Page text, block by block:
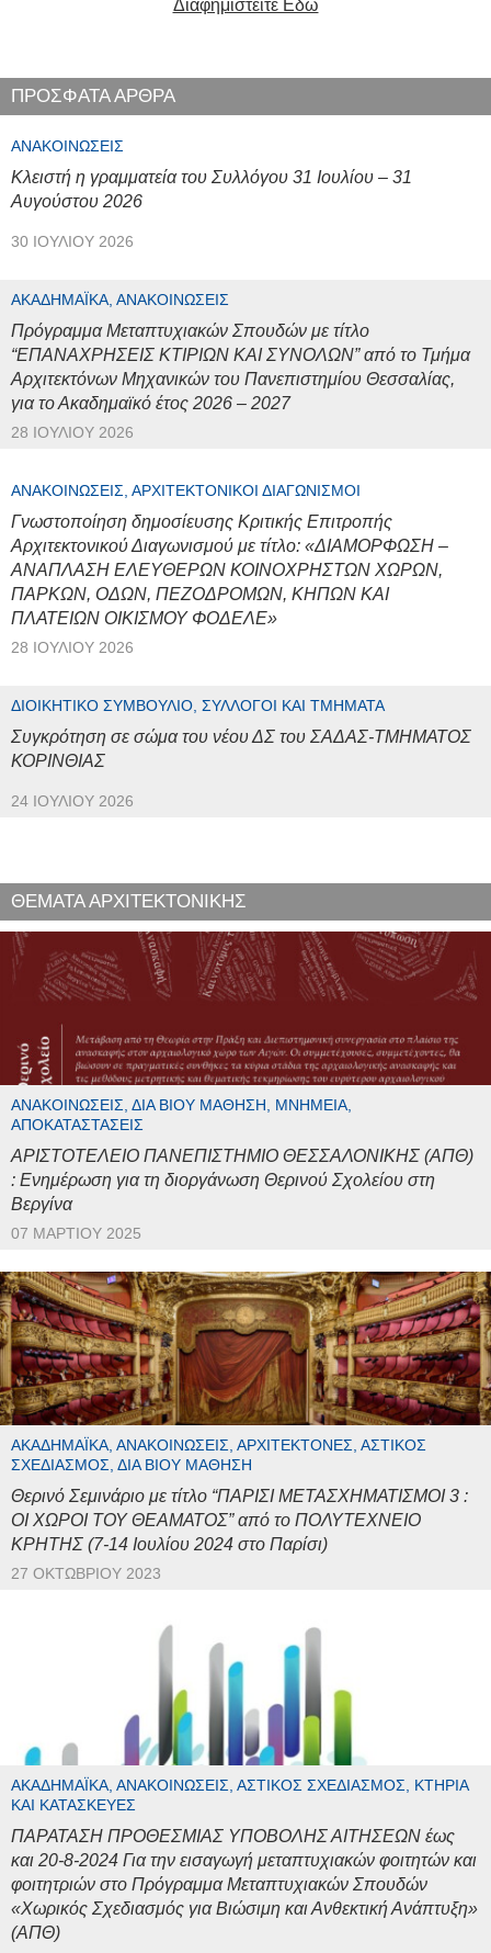
Διαφημιστείτε Εδώ
ΠΡΟΣΦΑΤΑ ΑΡΘΡΑ
ΑΝΑΚΟΙΝΏΣΕΙΣ
Κλειστή η γραμματεία του Συλλόγου 31 Ιουλίου – 31
Αυγούστου 2026
30 ΙΟΥΛΊΟΥ 2026
ΑΚΑΔΗΜΑΪΚΆ, ΑΝΑΚΟΙΝΏΣΕΙΣ
Πρόγραμμα Μεταπτυχιακών Σπουδών με τίτλο
“ΕΠΑΝΑΧΡΗΣΕΙΣ ΚΤΙΡΙΩΝ ΚΑΙ ΣΥΝΟΛΩΝ” από το Τμήμα
Αρχιτεκτόνων Μηχανικών του Πανεπιστημίου Θεσσαλίας,
για το Ακαδημαϊκό έτος 2026 – 2027
28 ΙΟΥΛΊΟΥ 2026
ΑΝΑΚΟΙΝΏΣΕΙΣ, ΑΡΧΙΤΕΚΤΟΝΙΚΟΊ ΔΙΑΓΩΝΙΣΜΟΊ
Γνωστοποίηση δημοσίευσης Κριτικής Επιτροπής
Αρχιτεκτονικού Διαγωνισμού με τίτλο: «ΔΙΑΜΟΡΦΩΣΗ –
ΑΝΑΠΛΑΣΗ ΕΛΕΥΘΕΡΩΝ ΚΟΙΝΟΧΡΗΣΤΩΝ ΧΩΡΩΝ,
ΠΑΡΚΩΝ, ΟΔΩΝ, ΠΕΖΟΔΡΟΜΩΝ, ΚΗΠΩΝ ΚΑΙ
ΠΛΑΤΕΙΩΝ ΟΙΚΙΣΜΟΥ ΦΟΔΕΛΕ»
28 ΙΟΥΛΊΟΥ 2026
ΔΙΟΙΚΗΤΙΚΌ ΣΥΜΒΟΎΛΙΟ, ΣΎΛΛΟΓΟΙ ΚΑΙ ΤΜΉΜΑΤΑ
Συγκρότηση σε σώμα του νέου ΔΣ του ΣΑΔΑΣ-ΤΜΗΜΑΤΟΣ
ΚΟΡΙΝΘΙΑΣ
24 ΙΟΥΛΊΟΥ 2026
ΘΕΜΑΤΑ ΑΡΧΙΤΕΚΤΟΝΙΚΗΣ
ΑΝΑΚΟΙΝΏΣΕΙΣ, ΔΙΆ ΒΊΟΥ ΜΆΘΗΣΗ, ΜΝΗΜΕΊΑ,
ΑΠΟΚΑΤΑΣΤΆΣΕΙΣ
ΑΡΙΣΤΟΤΕΛΕΙΟ ΠΑΝΕΠΙΣΤΗΜΙΟ ΘΕΣΣΑΛΟΝΙΚΗΣ (ΑΠΘ)
: Ενημέρωση για τη διοργάνωση Θερινού Σχολείου στη
Βεργίνα
07 ΜΑΡΤΊΟΥ 2025
ΑΚΑΔΗΜΑΪΚΆ, ΑΝΑΚΟΙΝΏΣΕΙΣ, ΑΡΧΙΤΈΚΤΟΝΕΣ, ΑΣΤΙΚΌΣ
ΣΧΕΔΙΑΣΜΌΣ, ΔΙΆ ΒΊΟΥ ΜΆΘΗΣΗ
Θερινό Σεμινάριο με τίτλο “ΠΑΡΙΣΙ ΜΕΤΑΣΧΗΜΑΤΙΣΜΟΙ 3 :
ΟΙ ΧΩΡΟΙ ΤΟΥ ΘΕΑΜΑΤΟΣ” από το ΠΟΛΥΤΕΧΝΕΙΟ
ΚΡΗΤΗΣ (7-14 Ιουλίου 2024 στο Παρίσι)
27 ΟΚΤΩΒΡΊΟΥ 2023
ΑΚΑΔΗΜΑΪΚΆ, ΑΝΑΚΟΙΝΏΣΕΙΣ, ΑΣΤΙΚΌΣ ΣΧΕΔΙΑΣΜΌΣ, ΚΤΉΡΙΑ
ΚΑΙ ΚΑΤΑΣΚΕΥΈΣ
ΠΑΡΑΤΑΣΗ ΠΡΟΘΕΣΜΙΑΣ ΥΠΟΒΟΛΗΣ ΑΙΤΗΣΕΩΝ έως
και 20-8-2024 Για την εισαγωγή μεταπτυχιακών φοιτητών και
φοιτητριών στο Πρόγραμμα Μεταπτυχιακών Σπουδών
«Χωρικός Σχεδιασμός για Βιώσιμη και Ανθεκτική Ανάπτυξη»
(ΑΠΘ)